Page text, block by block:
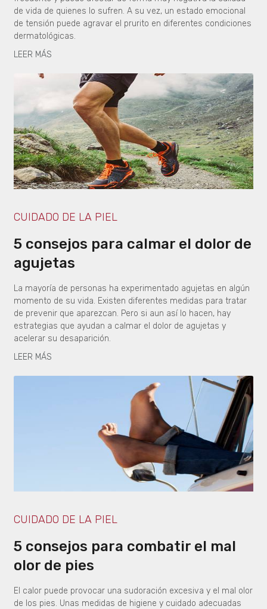
de vida de quienes lo sufren. A su vez, un estado emocional
de tensión puede agravar el prurito en diferentes condiciones
dermatológicas.
LEER MÁS
CUIDADO DE LA PIEL
5 consejos para calmar el dolor de
agujetas
La mayoría de personas ha experimentado agujetas en algún
momento de su vida. Existen diferentes medidas para tratar
de prevenir que aparezcan. Pero si aun así lo hacen, hay
estrategias que ayudan a calmar el dolor de agujetas y
acelerar su desaparición.
LEER MÁS
CUIDADO DE LA PIEL
5 consejos para combatir el mal
olor de pies
El calor puede provocar una sudoración excesiva y el mal olor
de los pies. Unas medidas de higiene y cuidado adecuadas